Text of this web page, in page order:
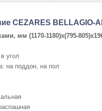
CEZARES BELLAGIO-
мм (1170-1180)x(795-
угол
на поддон, на пол